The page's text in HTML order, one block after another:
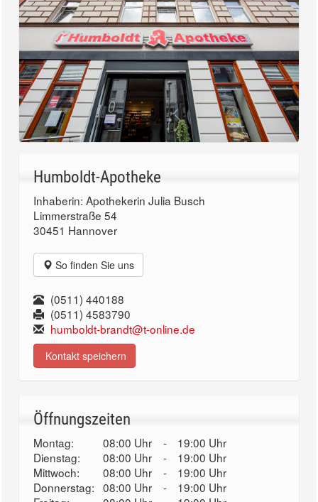
Humboldt-Apotheke
Inhaberin: Apothekerin Julia Busch
Limmerstraße 54
30451 Hannover
So finden Sie uns
(0511) 440188
(0511) 4583790
humboldt-brandt@t-online.de
Kontakt speichern
Öffnungszeiten
Montag: 08:00 Uhr -
19:00 Uhr
Dienstag:
08:00 Uhr -
19:00 Uhr
Mittwoch:
08:00 Uhr -
19:00 Uhr
Donnerstag: 08:00 Uhr -
19:00 Uhr